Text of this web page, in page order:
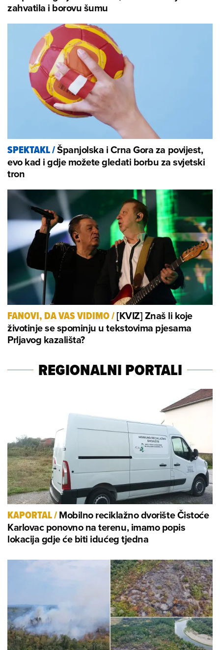
zahvatila i borovu šumu
SPEKTAKL/Španjolska i Crna Gora za povijest,
evo kad i gdje možete gledati borbu za svjetski
tron
FANOVI, DA VAS VIDIMO/[KVIZ] Znaš li koje
životinje se spominju u tekstovima pjesama
Prljavog kazališta?
REGIONALNI PORTALI
KAPORTAL/Mobilno reciklažno dvorište Čistoće
Karlovac ponovno na terenu, imamo popis
lokacija gdje će biti idućeg tjedna